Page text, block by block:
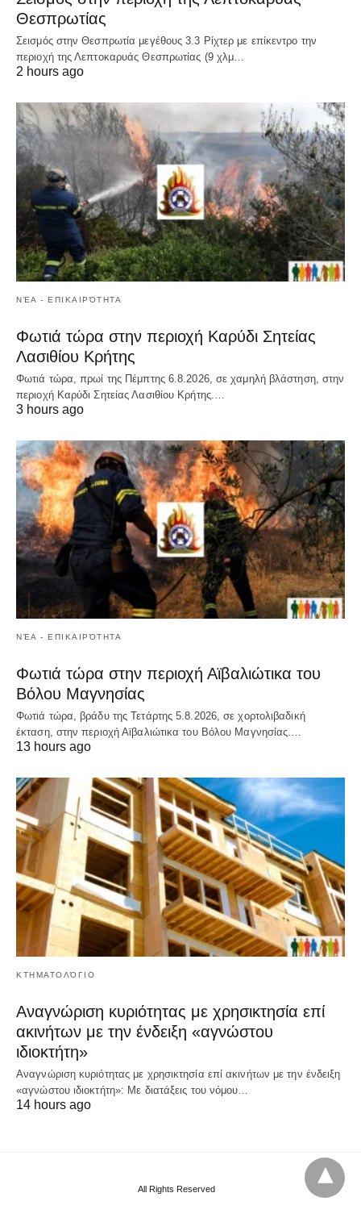
Θεσπρωτίας
Σεισμός στην Θεσπρωτία μεγέθους 3.3 Ρίχτερ με επίκεντρο την
περιοχή της Λεπτοκαρυάς Θεσπρωτίας (9 χλμ…
2 hours ago
ΝΈΑ - ΕΠΙΚΑΙΡΌΤΗΤΑ
Φωτιά τώρα στην περιοχή Καρύδι Σητείας
Λασιθίου Κρήτης
Φωτιά τώρα, πρωί της Πέμπτης 6.8.2026, σε χαμηλή βλάστηση, στην
περιοχή Καρύδι Σητείας Λασιθίου Κρήτης.…
3 hours ago
ΝΈΑ - ΕΠΙΚΑΙΡΌΤΗΤΑ
Φωτιά τώρα στην περιοχή Αϊβαλιώτικα του
Βόλου Μαγνησίας
Φωτιά τώρα, βράδυ της Τετάρτης 5.8.2026, σε χορτολιβαδική
έκταση, στην περιοχή Αϊβαλιώτικα του Βόλου Μαγνησίας.…
13 hours ago
ΚΤΗΜΑΤΟΛΌΓΙΟ
Αναγνώριση κυριότητας με χρησικτησία επί
ακινήτων με την ένδειξη «αγνώστου
ιδιοκτήτη»
Αναγνώριση κυριότητας με χρησικτησία επί ακινήτων με την ένδειξη
«αγνώστου ιδιοκτήτη»: Με διατάξεις του νόμου…
14 hours ago
All Rights Reserved